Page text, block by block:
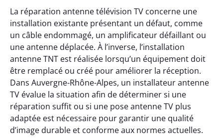
La réparation antenne télévision TV concerne une
installation existante présentant un défaut, comme
un câble endommagé, un amplificateur défaillant ou
une antenne déplacée. À l’inverse, l’installation
antenne TNT est réalisée lorsqu’un équipement doit
être remplacé ou créé pour améliorer la réception.
Dans Auvergne-Rhône-Alpes, un installateur antenne
TV évalue la situation afin de déterminer si une
réparation suffit ou si une pose antenne TV plus
adaptée est nécessaire pour garantir une qualité
d’image durable et conforme aux normes actuelles.